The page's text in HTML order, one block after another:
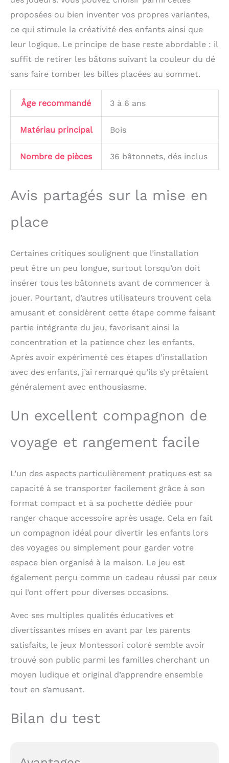
besoins éducatifs
précoces des enfants
âgés de 3 à 6 ans pour
couleurs. Dans le jeu,
les enfants doivent
observer, réfléchir et
analyser quel bâton tirer
pour éviter que la balle
ne roule, améliorer leur
coordination œil-main
Jeu de soirée de jeu en
famille : jeu Montessori
les âges ! Les joueurs
lancent des dés
rouler vers le bas. Voyez
qui fait tomber le
moins de balle, qui
gagne Cadeau idéal 4 5
6 ans : les règles sont
comprendre. Qu'il
s'agisse d'un jeu de fête
en famille ou d'un jeu
peut donner aux
enfants et aux adultes
de bonheur. Ce jouet
excellent cadeau
proposées ou bien inventer vos propres variantes,
ce qui stimule la créativité des enfants ainsi que
leur logique. Le principe de base reste abordable : il
suffit de retirer les bâtons suivant la couleur du dé
sans faire tomber les billes placées au sommet.
Âge recommandé 3 à 6 ans
Matériau principal Bois
Nombre de pièces 36 bâtonnets, dés inclus
Avis partagés sur la mise en
place
Certaines critiques soulignent que l’installation
peut être un peu longue, surtout lorsqu’on doit
insérer tous les bâtonnets avant de commencer à
jouer. Pourtant, d’autres utilisateurs trouvent cela
amusant et considèrent cette étape comme faisant
partie intégrante du jeu, favorisant ainsi la
concentration et la patience chez les enfants.
Après avoir expérimenté ces étapes d’installation
avec des enfants, j’ai remarqué qu’ils s’y prêtaient
généralement avec enthousiasme.
Un excellent compagnon de
voyage et rangement facile
L’un des aspects particulièrement pratiques est sa
capacité à se transporter facilement grâce à son
format compact et à sa pochette dédiée pour
ranger chaque accessoire après usage. Cela en fait
un compagnon idéal pour divertir les enfants lors
des voyages ou simplement pour garder votre
espace bien organisé à la maison. Le jeu est
également perçu comme un cadeau réussi par ceux
qui l’ont offert pour diverses occasions.
Avec ses multiples qualités éducatives et
divertissantes mises en avant par les parents
satisfaits, le jeux Montessori coloré semble avoir
trouvé son public parmi les familles cherchant un
moyen ludique et original d’apprendre ensemble
tout en s’amusant.
Bilan du test